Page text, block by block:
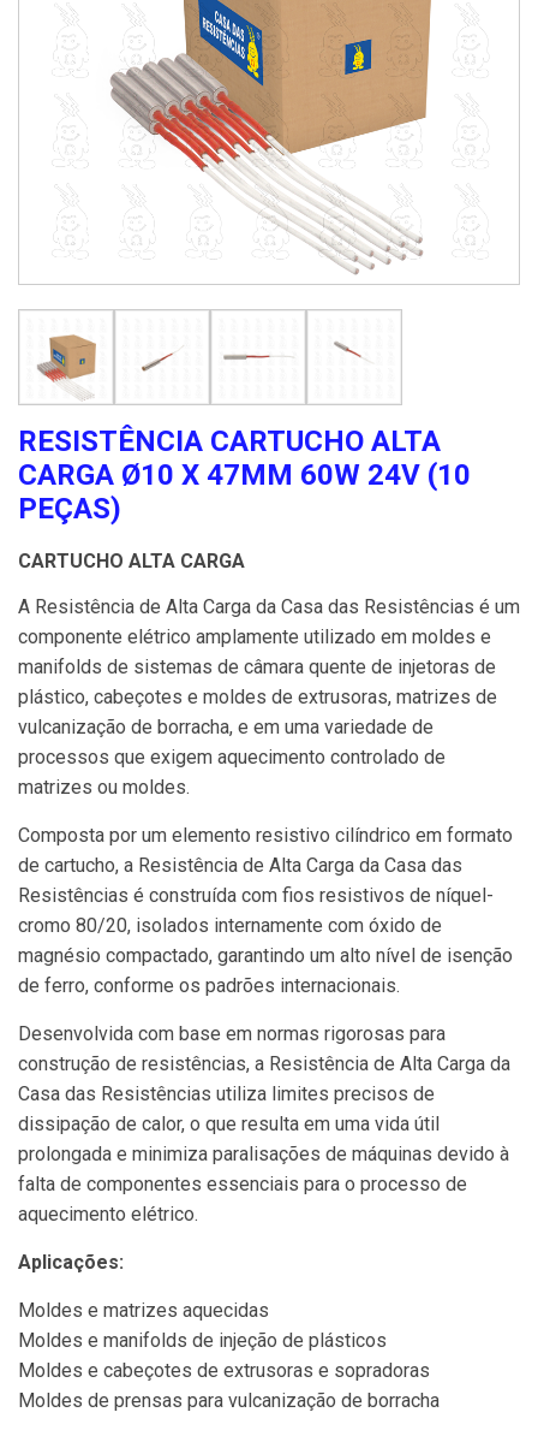
RESISTÊNCIA CARTUCHO ALTA
CARGA Ø10 X 47MM 60W 24V (10
PEÇAS)
CARTUCHO ALTA CARGA
A Resistência de Alta Carga da Casa das Resistências é um
componente elétrico amplamente utilizado em moldes e
manifolds de sistemas de câmara quente de injetoras de
plástico, cabeçotes e moldes de extrusoras, matrizes de
vulcanização de borracha, e em uma variedade de
processos que exigem aquecimento controlado de
matrizes ou moldes.
Composta por um elemento resistivo cilíndrico em formato
de cartucho, a Resistência de Alta Carga da Casa das
Resistências é construída com fios resistivos de níquel-
cromo 80/20, isolados internamente com óxido de
magnésio compactado, garantindo um alto nível de isenção
de ferro, conforme os padrões internacionais.
Desenvolvida com base em normas rigorosas para
construção de resistências, a Resistência de Alta Carga da
Casa das Resistências utiliza limites precisos de
dissipação de calor, o que resulta em uma vida útil
prolongada e minimiza paralisações de máquinas devido à
falta de componentes essenciais para o processo de
aquecimento elétrico.
Aplicações:
Moldes e matrizes aquecidas
Moldes e manifolds de injeção de plásticos
Moldes e cabeçotes de extrusoras e sopradoras
Moldes de prensas para vulcanização de borracha